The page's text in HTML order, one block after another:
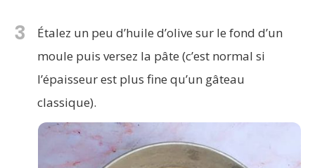
3
Étalez un peu d’huile d’olive sur le fond d’un
moule puis versez la pâte (c’est normal si
l’épaisseur est plus fine qu’un gâteau
classique).